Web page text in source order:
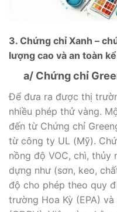
3. Chứng chỉ Xanh –
lượng cao và an toàn
a/ Chứng chỉ
Để đưa ra được thị
nhiều phép thử vàng.
đến từ Chứng chỉ
từ công ty UL (Mỹ).
nồng độ VOC, chì, thủy
dựng như (sơn, keo,
độ cho phép theo quy
trường Hoa Kỳ (EPA)